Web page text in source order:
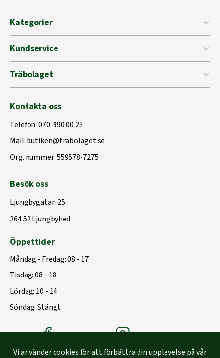
Kategorier
Kundservice
Träbolaget
Kontakta oss
Telefon:070-990 00 23
Mail:butiken@trabolaget.se
Org. nummer: 559578-7275
Besök oss
Ljungbygatan 25
264 52 Ljungbyhed
Öppettider
Måndag - Fredag: 08 - 17
Tisdag: 08 - 18
Lördag: 10 - 14
Söndag: Stängt
Träbolagets FacebookTräbolagets instagram